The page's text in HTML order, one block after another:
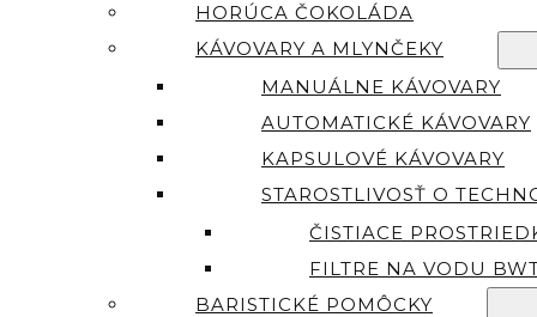
HORÚCA ČOKOLÁDA
KÁVOVARY A MLYNČEKY
MANUÁLNE KÁVOVARY
AUTOMATICKÉ KÁVOVARY
KAPSULOVÉ KÁVOVARY
STAROSTLIVOSŤ O
ČISTIACE
FILTRE NA VODU
BARISTICKÉ POMÔCKY